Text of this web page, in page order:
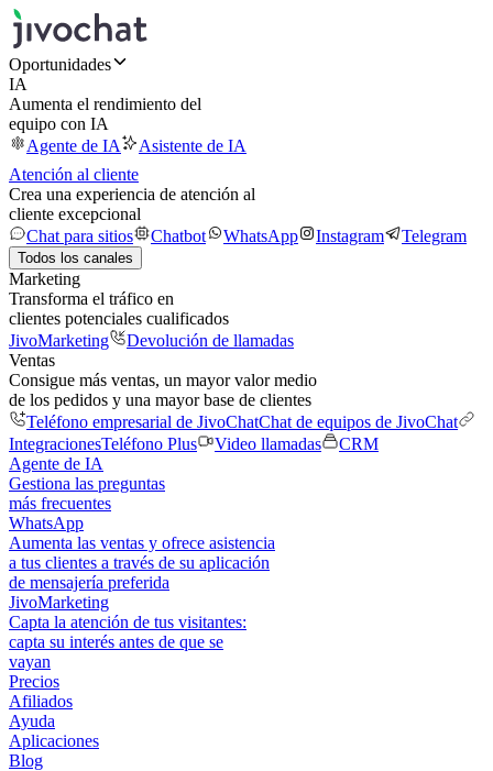
Oportunidades
IA
Aumenta el rendimiento del
equipo con IA
Agente de IA
Asistente de IA
Atención al cliente
Crea una experiencia de atención al
cliente excepcional
Chat para sitios
Chatbot WhatsApp Instagram Telegram
Todos los canales
Marketing
Transforma el tráfico en
clientes potenciales cualificados
JivoMarketing
Devolución de llamadas
Ventas
Consigue más ventas, un mayor valor medio
de los pedidos y una mayor base de clientes
Teléfono empresarial de JivoChatChat de equipos de JivoChat
IntegracionesTeléfono Plus Video llamadas
CRM
Agente de IA
Gestiona las preguntas
más frecuentes
WhatsApp
Aumenta las ventas y ofrece asistencia
a tus clientes a través de su aplicación
de mensajería preferida
JivoMarketing
Capta la atención de tus visitantes:
capta su interés antes de que se
vayan
Precios
Afiliados
Ayuda
Aplicaciones
Blog